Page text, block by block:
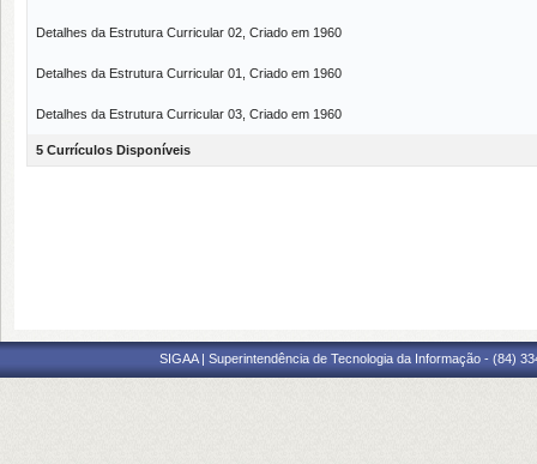
Detalhes da Estrutura Curricular 02, Criado em 1960
Detalhes da Estrutura Curricular 01, Criado em 1960
Detalhes da Estrutura Curricular 03, Criado em 1960
5 Currículos Disponíveis
SIGAA | Superintendência de Tecnologia da Informação - (84)